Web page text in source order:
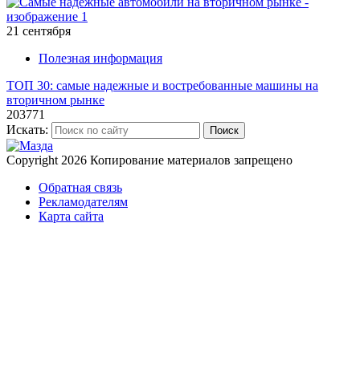
21 сентября
Полезная информация
ТОП 30: самые надежные и востребованные машины на
вторичном рынке
203771
Искать:
Поиск
Copyright 2026 Копирование материалов запрещено
Обратная связь
Рекламодателям
Карта сайта